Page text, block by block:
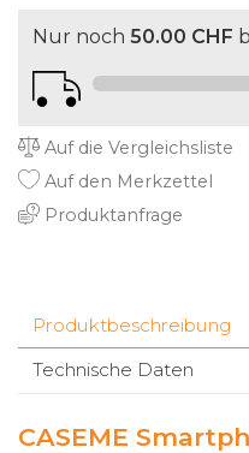
Nur noch 50.00 CHF
Auf die Vergleichsliste
Auf den Merkzettel
Produktanfrage
Produktbeschreibung
Technische Daten
CASEME